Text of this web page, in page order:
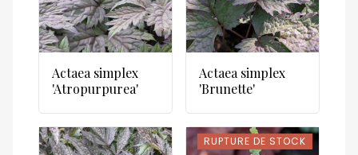
Actaea simplex
'Atropurpurea'
Actaea simplex
'Brunette'
RUPTURE DE STOCK
RUPTURE DE STOCK